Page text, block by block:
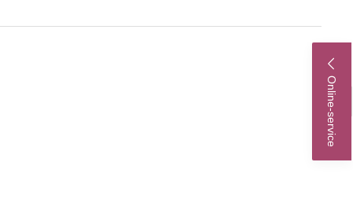
Online-service